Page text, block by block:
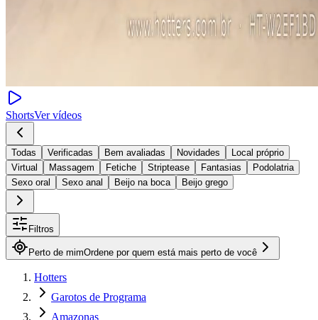
ShortsVer vídeos
Todas Verificadas Bem avaliadas Novidades
Local próprio
Virtual
Massagem Fetiche Striptease Fantasias
Podolatria
Sexo oral
Sexo anal Beijo na boca Beijo grego
Filtros
Perto de mimOrdene por quem está mais perto de você
Hotters
Garotos de Programa
Amazonas